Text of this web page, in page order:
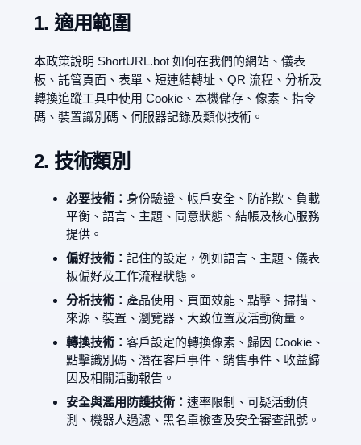
1. 適用範圍
本政策說明 ShortURL.bot 如何在我們的網站、儀表
板、託管頁面、表單、短連結轉址、QR 流程、分析及
轉換追蹤工具中使用 Cookie、本機儲存、像素、指令
碼、裝置識別碼、伺服器記錄及類似技術。
2. 技術類別
必要技術： 身份驗證、帳戶安全、防詐欺、負載
平衡、語言、主題、同意狀態、結帳及核心服務
提供。
偏好技術： 記住的設定，例如語言、主題、儀表
板偏好及工作流程狀態。
分析技術： 產品使用、頁面效能、點擊、掃描、
來源、裝置、瀏覽器、大致位置及活動衡量。
轉換技術： 客戶設定的轉換像素、歸因 Cookie、
點擊識別碼、潛在客戶事件、銷售事件、收益歸
因及相關活動報告。
安全與濫用防護技術： 速率限制、可疑活動偵
測、機器人過濾、黑名單檢查及安全審查訊號。